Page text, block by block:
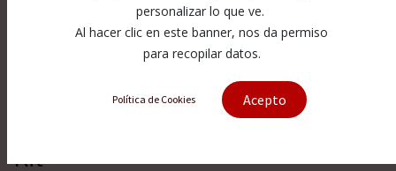
[010281-1] 60K Intensifier Retrofit
Kit
personalizar lo que ve.
Al hacer clic en este banner, nos da permiso
para recopilar datos.
Política de Cookies Acepto